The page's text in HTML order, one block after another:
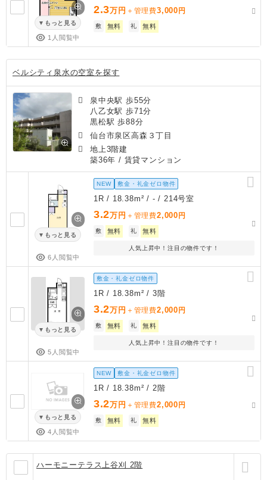
もっと見る
1人閲覧中
2.3万円 ＋管理費3,000 円
敷 無料 礼 無料
ベルシティ泉水の空室を探す
泉中央駅 歩55分
八乙女駅 歩71分
黒松駅 歩88分
仙台市泉区高森３丁目
地上3階建
築36年 / 賃貸マンション
もっと見る
6人閲覧中
NEW 敷金・礼金ゼロ物件
1R / 18.38m² / - / 214号室
3.2万円 ＋管理費2,000 円
敷 無料 礼 無料
人気上昇中！注目の物件です！
もっと見る
5人閲覧中
敷金・礼金ゼロ物件
1R / 18.38m² / 3階
3.2万円 ＋管理費2,000 円
敷 無料 礼 無料
人気上昇中！注目の物件です！
もっと見る
4人閲覧中
NEW 敷金・礼金ゼロ物件
1R / 18.38m² / 2階
3.2万円 ＋管理費2,000 円
敷 無料 礼 無料
ハーモニーテラス上谷刈 2階